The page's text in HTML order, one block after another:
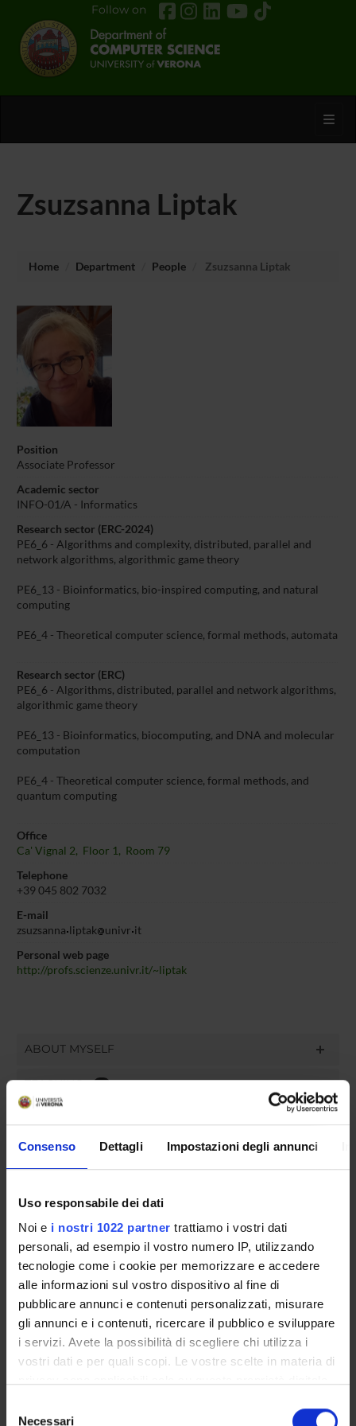
Consenso Dettagli Impostazioni degli annunci
Uso responsabile dei dati
Noi e i nostri 1022 partner trattiamo i vostri dati
personali, ad esempio il vostro numero IP, utilizzando
tecnologie come i cookie per memorizzare e accedere
alle informazioni sul vostro dispositivo al fine di
pubblicare annunci e contenuti personalizzati, misurare
gli annunci e i contenuti, ricercare il pubblico e sviluppare
i servizi. Avete la possibilità di scegliere chi utilizza i
vostri dati e per quali scopi. Le vostre scelte in materia di
modificare o revocare il proprio consenso in qualsiasi
Necessari
Follow on
Zsuzsanna Liptak
Home Department People Zsuzsanna Liptak
Position
Associate Professor
Academic sector
INFO-01/A - Informatics
Research sector (ERC-2024)
PE6_6 - Algorithms and complexity, distributed, parallel and
network algorithms, algorithmic game theory
PE6_13 - Bioinformatics, bio-inspired computing, and natural
computing
PE6_4 - Theoretical computer science, formal methods, automata
Research sector (ERC)
PE6_6 - Algorithms, distributed, parallel and network algorithms,
algorithmic game theory
PE6_13 - Bioinformatics, biocomputing, and DNA and molecular
computation
PE6_4 - Theoretical computer science, formal methods, and
quantum computing
Office
Ca' Vignal 2, Floor 1, Room 79
Telephone
+39 045 802 7032
E-mail
zsuzsanna liptak univr it
Personal web page
http://profs.scienze.univr.it/~liptak
ABOUT MYSELF
TEACHING 4
RESEARCH
PUBLICATIONS
ASSIGNMENTS
ORGANIZATION
COMMITTEES